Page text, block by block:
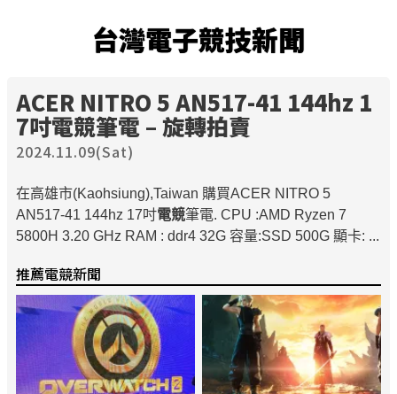
台灣電子競技新聞
ACER NITRO 5 AN517-41 144hz 1
7吋電競筆電 – 旋轉拍賣
2024.11.09(Sat)
在高雄市(Kaohsiung),Taiwan 購買ACER NITRO 5
AN517-41 144hz 17吋電競筆電. CPU :AMD Ryzen 7
5800H 3.20 GHz RAM : ddr4 32G 容量:SSD 500G 顯卡: ...
推薦電競新聞